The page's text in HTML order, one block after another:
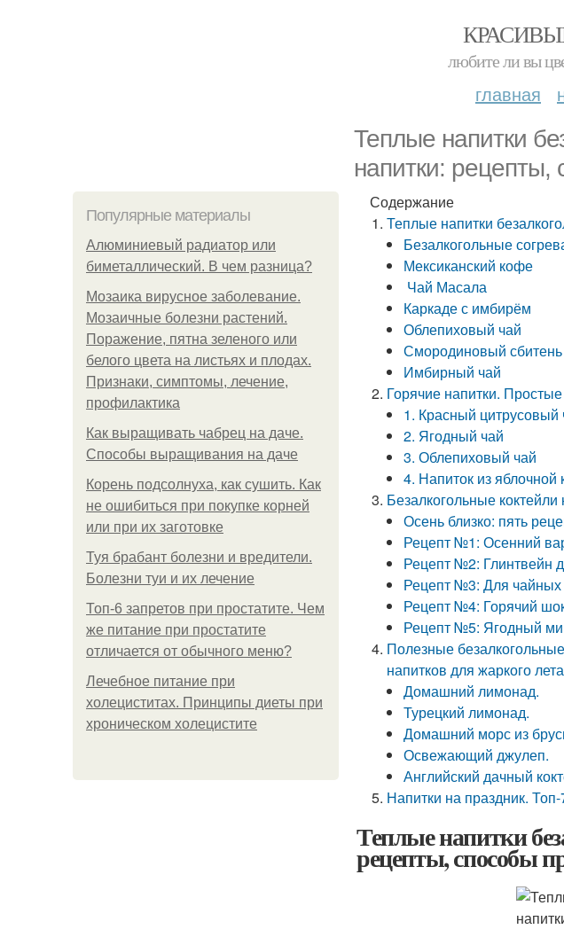
любите ли вы
главная
Теплые напитки
напитки: рецепты,
Популярные материалы
Алюминиевый радиатор или
биметаллический. В чем разница?
Мозаика вирусное заболевание.
Мозаичные болезни растений.
Поражение, пятна зеленого или
белого цвета на листьях и плодах.
Признаки, симптомы, лечение,
профилактика
Как выращивать чабрец на даче.
Способы выращивания на даче
Корень подсолнуха, как сушить. Как
не ошибиться при покупке корней
или при их заготовке
Туя брабант болезни и вредители.
Болезни туи и их лечение
Топ-6 запретов при простатите. Чем
же питание при простатите
отличается от обычного меню?
Лечебное питание при
холециститах. Принципы диеты при
хроническом холецистите
Содержание
Теплые напитки
Безалкогольные
Мексиканский кофе
Чай Масала
Каркаде с имбирём
Облепиховый чай
Смородиновый сбитень
Имбирный чай
Горячие напитки.
1. Красный цитрусовый
2. Ягодный чай
3. Облепиховый чай
4. Напиток из яблочной
Безалкогольные
Осень близко: пять
Рецепт №1: Осенний
Рецепт №2: Глинтвейн
Рецепт №3: Для чайных
Рецепт №4: Горячий
Рецепт №5: Ягодный
Полезные
напитков для жаркого
Домашний лимонад.
Турецкий лимонад.
Домашний морс из
Освежающий джулеп.
Английский дачный
Напитки на праздник.
Теплые напитки
рецепты, способы